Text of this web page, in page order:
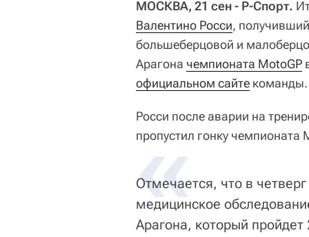
МОСКВА, 21 сен - Р-Спорт.
Валентино Росси,
большеберцовой и
Арагона чемпионата MotoGP
официальном сайте команды.
Росси после аварии на
пропустил гонку
Отмечается, что в
медицинское
Арагона, который пройдет